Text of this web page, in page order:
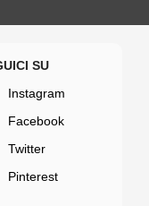
Instagram
Facebook
Twitter
Pinterest